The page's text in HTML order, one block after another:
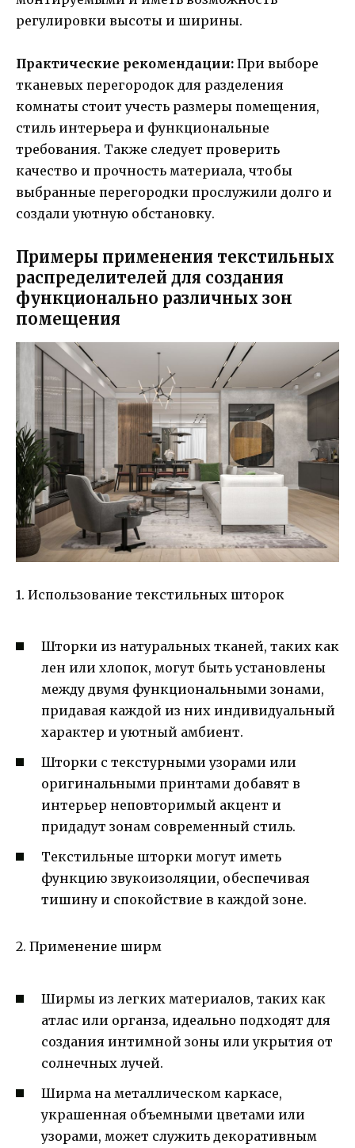
регулировки высоты и ширины.
Практические рекомендации: При выборе
тканевых перегородок для разделения
комнаты стоит учесть размеры помещения,
стиль интерьера и функциональные
требования. Также следует проверить
качество и прочность материала, чтобы
выбранные перегородки прослужили долго и
создали уютную обстановку.
Примеры применения текстильных
распределителей для создания
функционально различных зон
помещения
1. Использование текстильных шторок
Шторки из натуральных тканей, таких как
лен или хлопок, могут быть установлены
между двумя функциональными зонами,
придавая каждой из них индивидуальный
характер и уютный амбиент.
Шторки с текстурными узорами или
оригинальными принтами добавят в
интерьер неповторимый акцент и
придадут зонам современный стиль.
Текстильные шторки могут иметь
функцию звукоизоляции, обеспечивая
тишину и спокойствие в каждой зоне.
2. Применение ширм
Ширмы из легких материалов, таких как
атлас или органза, идеально подходят для
создания интимной зоны или укрытия от
солнечных лучей.
Ширма на металлическом каркасе,
украшенная объемными цветами или
узорами, может служить декоративным